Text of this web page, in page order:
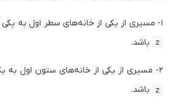
۱- مسیری از یکی از خانه‌های سطر اول به یکی از خانه‌های سطر آخر وجود داشته باشد که خانه‌های آن فقط
z باشد.
۲- مسیری از یکی از خانه‌های ستون اول به یکی از خانه‌های ستون آخر موجود باشد که خانه‌های آن فقط
z باشد.